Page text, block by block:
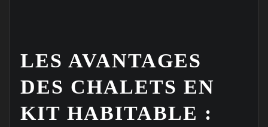
LES AVANTAGES
DES CHALETS EN
KIT HABITABLE :